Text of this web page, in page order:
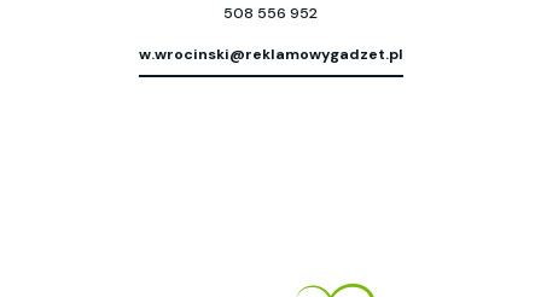
508 556 952
w.wrocinski@reklamowygadzet.pl